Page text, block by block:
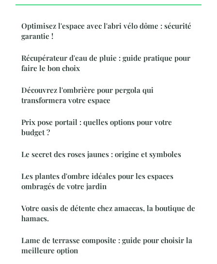
Optimisez l'espace avec l'abri vélo dôme : sécurité
garantie !
Récupérateur d'eau de pluie : guide pratique pour
faire le bon choix
Découvrez l'ombrière pour pergola qui
transformera votre espace
Prix pose portail : quelles options pour votre
budget ?
Le secret des roses jaunes : origine et symboles
Les plantes d'ombre idéales pour les espaces
ombragés de votre jardin
Votre oasis de détente chez amaccas, la boutique de
hamacs.
Lame de terrasse composite : guide pour choisir la
meilleure option